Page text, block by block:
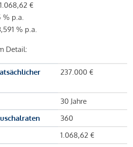
€
% p.a.
% p.a.
Detail:
237.000 €
30 Jahre
360
1.068,62 €